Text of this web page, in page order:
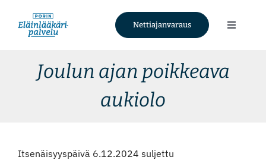
content
Nettiajanvaraus
Toggle
Tietoa meistä
Joulun ajan poikkeava
aukiolo
Itsenäisyyspäivä 6.12.2024 suljettu